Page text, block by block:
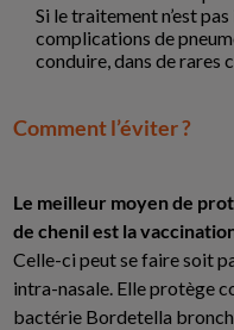
Si le traitement n’est
complications de
conduire, dans de rares
Comment l’éviter ?
Le meilleur moyen de
de chenil est la
Celle-ci peut se faire soit
intra-nasale. Elle protège
bactérie Bordetella